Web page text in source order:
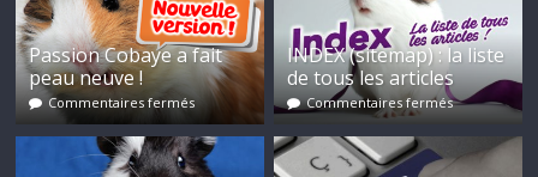
Passion Cobaye a fait
peau neuve !
Commentaires fermés
INDEX (sitemap) : la liste
de tous les articles
Commentaires fermés